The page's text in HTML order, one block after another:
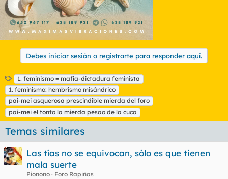
Para ver este contenido, necesitaremos su consentimiento
para configurar cookies de terceros.
Para obtener información más detallada, consulte nuestra
página de cookies.
Aceptar cookies de terceros
Ojito a la cerda esta:
Ver el archivos adjunto 188048
Debes iniciar sesión o registrarte para responder aquí.
E
t
i
q
u
e
t
a
s
1. feminismo = mafia-dictadura feminista
1. feminismo: hembrismo misándrico
pai-mei asquerosa prescindible mierda del foro
pai-mei el tonto la mierda pesao de la cuca
Temas similares
Las tías no se equivocan, sólo es que tienen
mala suerte
Pionono
Foro Rapiñas